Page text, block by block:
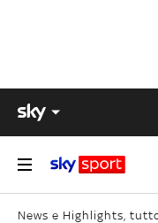
News e Highlights,